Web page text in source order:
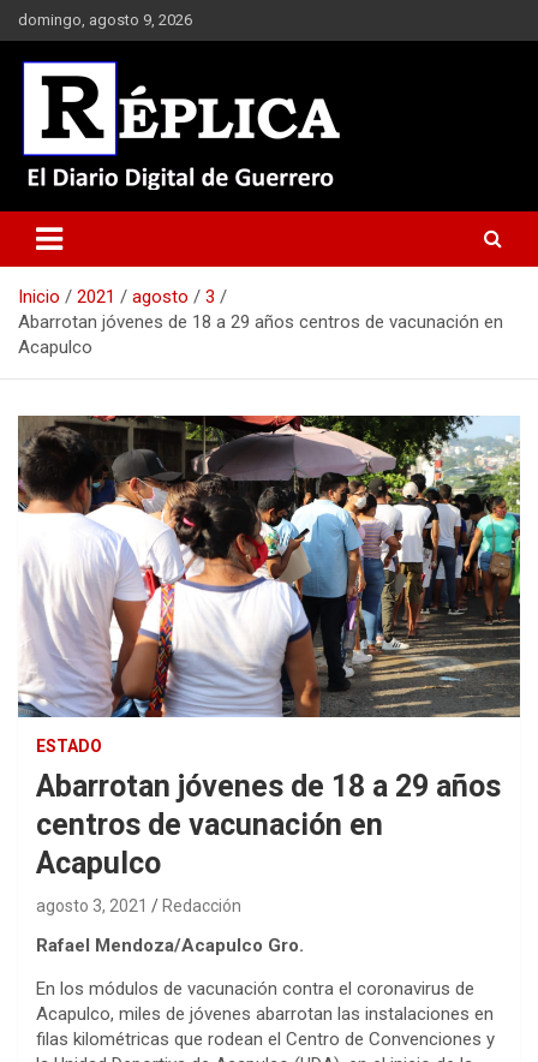
Saltar
al
contenido
domingo, agosto 9, 2026
Réplica
Inicio 2021 agosto
3
Abarrotan jóvenes de 18 a 29 años centros de vacunación en
Acapulco
ESTADO
Abarrotan jóvenes de 18 a 29 años
centros de vacunación en
Acapulco
agosto 3, 2021 Redacción
Rafael Mendoza/Acapulco Gro.
En los módulos de vacunación contra el coronavirus de
Acapulco, miles de jóvenes abarrotan las instalaciones en
filas kilométricas que rodean el Centro de Convenciones y